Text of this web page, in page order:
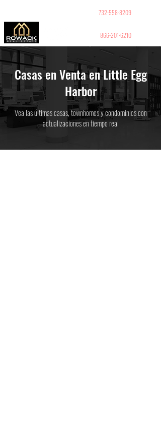
732-558-8209
866-201-6210
Casas en Venta en Little Egg
Harbor
Vea las últimas casas, townhomes y condominios con
actualizaciones en tiempo real